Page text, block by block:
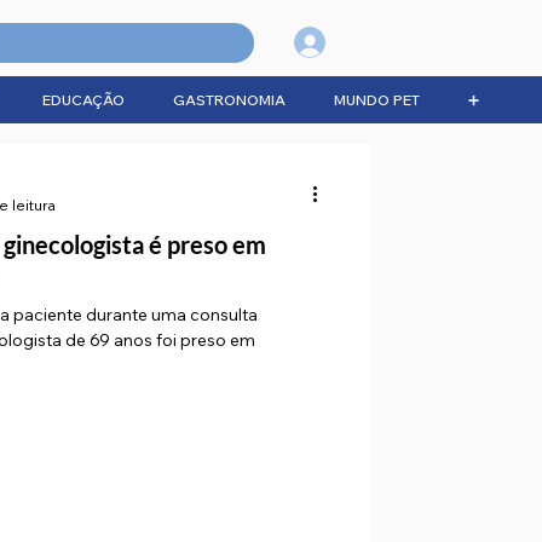
EDUCAÇÃO GASTRONOMIA MUNDO PET ➕
é preso em
paciente durante uma consulta
de 69 anos foi preso em
leitura